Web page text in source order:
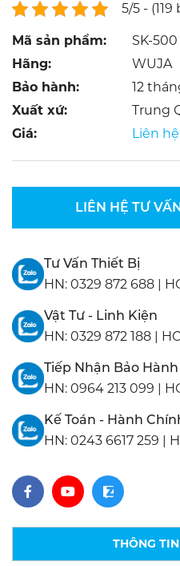
5/5 -
Mã sản phẩm:
SK-500
Hãng:
WUJA
Bảo hành:
12
Xuất xứ:
Trung
Giá:
Liên hệ
LIÊN HỆ TƯ VẤN
Tư Vấn Thiết Bị
HN: 0329 872 688 |
Vật Tư - Linh Kiện
HN: 0329 872 188 |
Tiếp Nhận Bảo Hành
HN: 0964 213 099 |
Kế Toán - Hành
HN: 0243 6617 259 |
THÔNG